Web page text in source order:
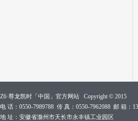
Z6·尊龙凯时「中国」官方网站 Copyright © 2015
电 话：0550-7989788 传 真：0550-7962088 邮 箱：
地 址：安徽省滁州市天长市永丰镇工业园区